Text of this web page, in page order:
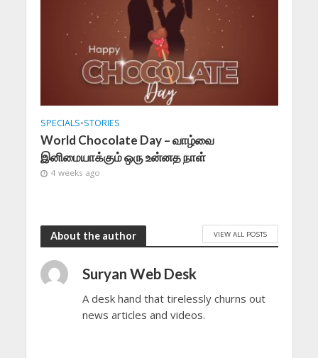
SPECIALS•STORIES
World Chocolate Day – வாழ்வை
இனிமையாக்கும் ஒரு உன்னத நாள்
4 weeks ago
About the author VIEW ALL POSTS
Suryan Web Desk
A desk hand that tirelessly churns out
news articles and videos.